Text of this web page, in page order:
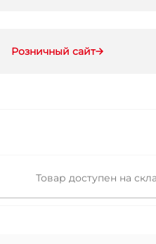
Розничный сайт
Товар доступен на